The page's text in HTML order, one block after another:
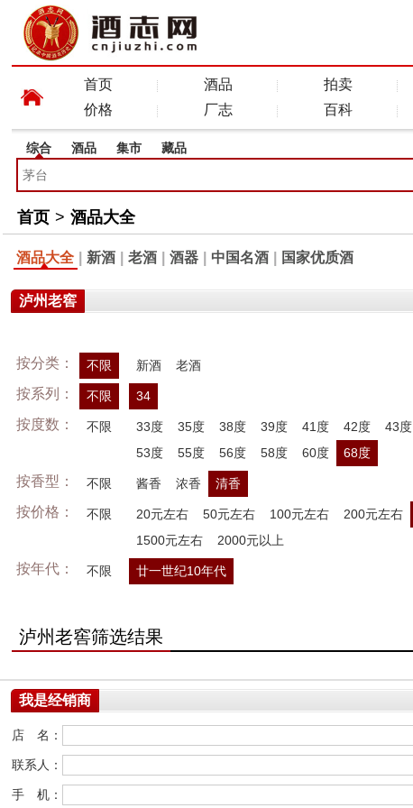
首页 酒品 拍卖
价格
厂志 百科
综合 酒品 集市 藏品
首页 > 酒品大全
酒品大全 新酒 老酒 酒器 中国名酒 国家优质酒
泸州老窖
按分类： 不限 新酒 老酒
按系列： 不限 34
按度数： 不限 33度 35度 38度 39度 41度 42度 43度
53度
55度 56度 58度 60度 68度
按香型： 不限 酱香 浓香 清香
按价格： 不限 20元左右 50元左右 100元左右 200元左右
1500元左右
2000元以上
按年代： 不限 廿一世纪10年代
泸州老窖筛选结果
我是经销商
店 名：
联系人：
手 机：